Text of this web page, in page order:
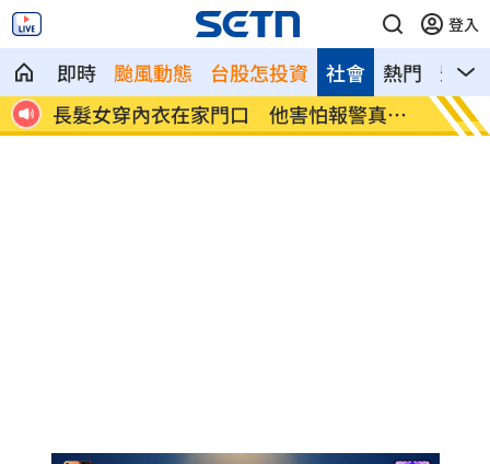
登入
即時 颱風動態 台股怎投資 熱門 影音
社會
了 長髮女穿內衣在家門口 他害怕報警真相
曝
直播
相